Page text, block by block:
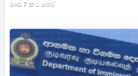
මාස 7 කට පෙර